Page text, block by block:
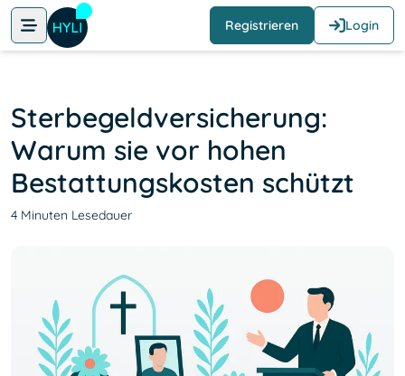
Registrieren Login
Sterbegeldversicherung:
Warum sie vor hohen
Bestattungskosten schützt
4 Minuten Lesedauer